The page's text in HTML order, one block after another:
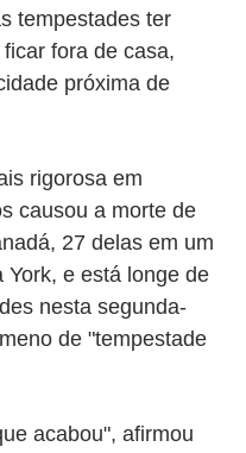
tempestades ter
fora de casa,
próxima de
rigorosa em
causou a morte de
27 delas em um
e está longe de
nesta segunda-
de "tempestade
acabou", afirmou